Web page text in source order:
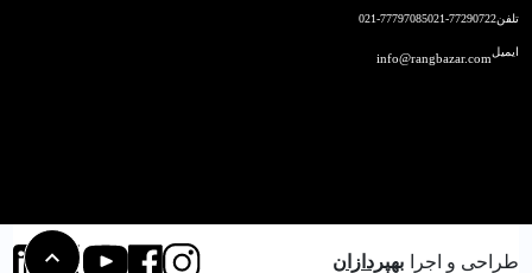
تلفن021-77290722
021-77797085
ایمیلinfo@rangbazar.com
طراحی و اجرا بهپردازان